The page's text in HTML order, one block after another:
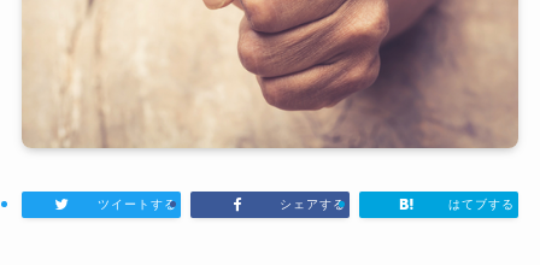
ツイートする シェアする はてブする